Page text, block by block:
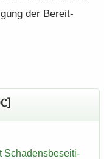
der Be­reit­
Scha­dens­be­sei­ti­